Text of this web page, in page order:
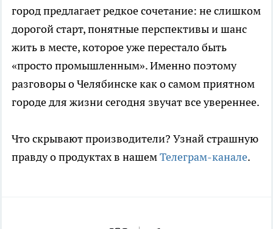
город предлагает редкое сочетание: не слишком
дорогой старт, понятные перспективы и шанс
жить в месте, которое уже перестало быть
«просто промышленным». Именно поэтому
разговоры о Челябинске как о самом приятном
городе для жизни сегодня звучат все увереннее.
Что скрывают производители? Узнай страшную
правду о продуктах в нашемТелеграм-канале.